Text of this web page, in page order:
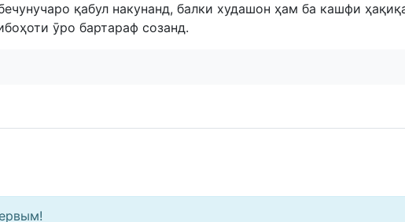
қабул накунанд, балки худашон ҳам ба кашфи
ӯро бартараф созанд.